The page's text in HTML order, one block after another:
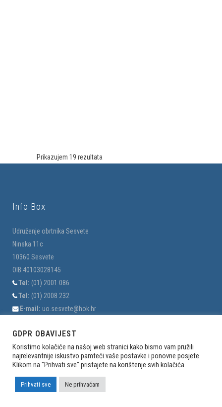
Prikazujem 19 rezultata
Info Box
Udruženje obrtnika Sesvete
Ninska 11c
10360 Sesvete
OIB:40103028145
Tel: (01) 2001 086
Tel: (01) 2008 232
E-mail: uo.sesvete@hok.hr
O nama
Povijest
GDPR OBAVIJEST
Koristimo kolačiće na našoj web stranici kako bismo vam pružili
najrelevantnije iskustvo pamteći vaše postavke i ponovne posjete.
Klikom na "Prihvati sve" pristajete na korištenje svih kolačića.
Prihvati sve Ne prihvaćam